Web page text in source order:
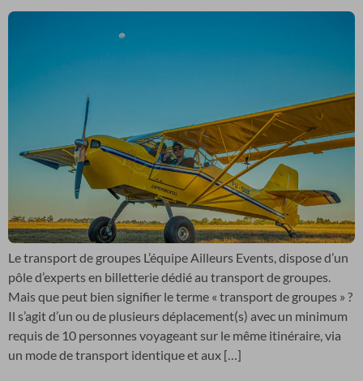
Le transport de groupes L’équipe Ailleurs Events, dispose d’un
pôle d’experts en billetterie dédié au transport de groupes.
Mais que peut bien signifier le terme « transport de groupes » ?
Il s’agit d’un ou de plusieurs déplacement(s) avec un minimum
requis de 10 personnes voyageant sur le même itinéraire, via
un mode de transport identique et aux […]